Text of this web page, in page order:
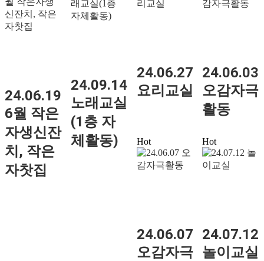
24.06.19
6월 작은
자생신잔
치, 작은
자찻집
24.09.14
노래교실
(1층 자
체활동)
24.06.27
요리교실
24.06.03
오감자극
활동
Hot
24.06.07
오감자극
Hot
24.07.12
놀이교실